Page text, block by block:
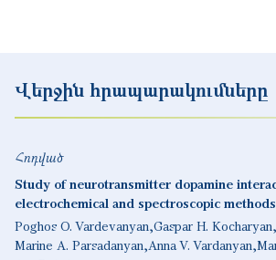
Վերջին հրապարակումները
Հոդված
Study of neurotransmitter dopamine
electrochemical and spectroscopic methods
Poghos O. Vardevanyan Gaspar H. Kocharyan
Marine A. Parsadanyan Anna V. Vardanyan